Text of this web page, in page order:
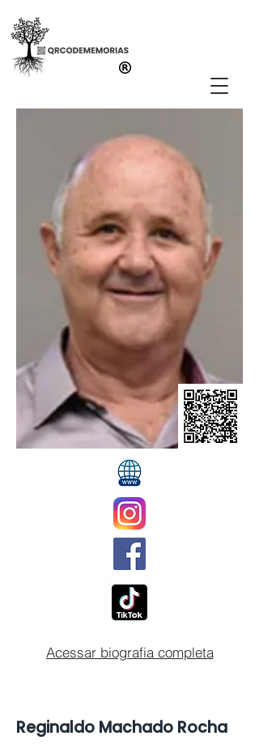
Acessar biografia completa
Reginaldo Machado Rocha